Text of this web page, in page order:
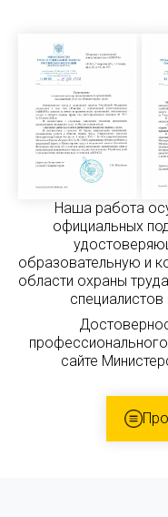
Наша работа
официальных
образовательную и
области охраны
сайте